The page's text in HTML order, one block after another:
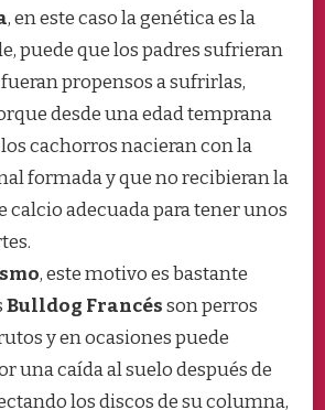
, en este caso la genética es la
puede que los padres sufrieran
propensos a sufrirlas,
desde una edad temprana
cachorros nacieran con la
formada y que no recibieran la
calcio adecuada para tener unos
, este motivo es bastante
Bulldog Francésson perros
y en ocasiones puede
una caída al suelo después de
los discos de su columna,